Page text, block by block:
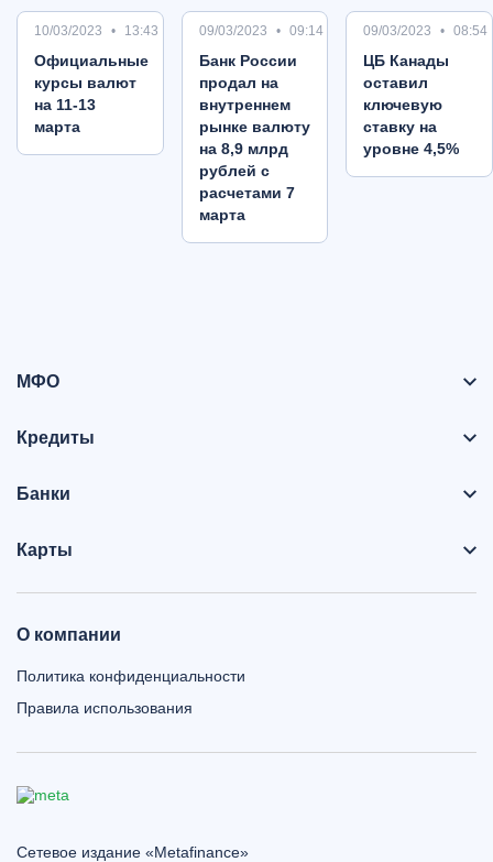
10/03/2023 13:43
Oфициальные
курсы валют
на 11-13
марта
09/03/2023 09:14
Банк России
продал на
внутреннем
рынке валюту
на 8,9 млрд
рублей с
расчетами 7
марта
09/03/2023 08:54
ЦБ Канады
оставил
ключевую
ставку на
уровне 4,5%
МФО
Кредиты
Банки
Карты
О компании
Политика конфиденциальности
Правила использования
Сетевое издание «Metafinance»